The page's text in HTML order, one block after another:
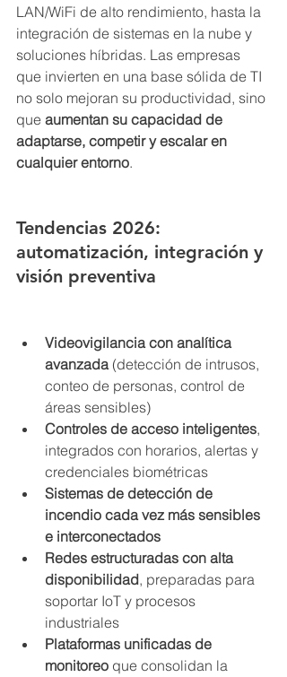
LAN/WiFi de alto rendimiento, hasta la
integración de sistemas en la nube y
soluciones híbridas. Las empresas
que invierten en una base sólida de TI
no solo mejoran su productividad, sino
que aumentan su capacidad de
adaptarse, competir y escalar en
cualquier entorno.
Tendencias 2026:
automatización, integración y
visión preventiva
Videovigilancia con analítica
avanzada (detección de intrusos,
conteo de personas, control de
áreas sensibles)
Controles de acceso inteligentes,
integrados con horarios, alertas y
credenciales biométricas
Sistemas de detección de
incendio cada vez más sensibles
e interconectados
Redes estructuradas con alta
disponibilidad, preparadas para
soportar IoT y procesos
industriales
Plataformas unificadas de
monitoreo que consolidan la